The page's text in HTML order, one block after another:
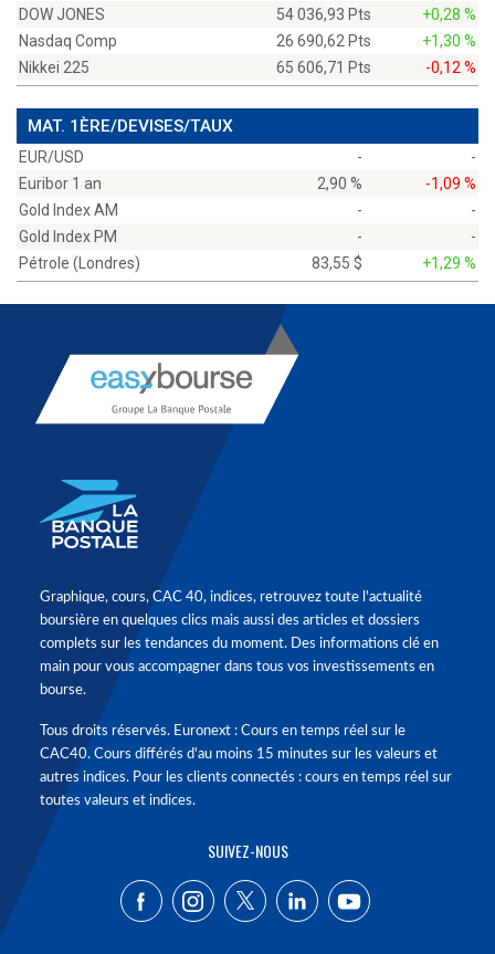
DOW JONES
54 036,93 Pts
+0,28 %
Nasdaq Comp
26 690,62 Pts
+1,30 %
Nikkei 225
65 606,71 Pts -0,12 %
MAT. 1ÈRE/DEVISES/TAUX
EUR/USD -
-
Euribor 1 an
2,90 %
-1,09 %
Gold Index AM
-
-
Gold Index PM
-
-
Pétrole (Londres)
83,55 $ +1,29 %
Graphique, cours, CAC 40, indices, retrouvez toute l'actualité
boursière en quelques clics mais aussi des articles et dossiers
complets sur les tendances du moment. Des informations clé en
main pour vous accompagner dans tous vos investissements en
bourse.
Tous droits réservés. Euronext : Cours en temps réel sur le
CAC40. Cours différés d'au moins 15 minutes sur les valeurs et
autres indices. Pour les clients connectés : cours en temps réel sur
toutes valeurs et indices.
SUIVEZ-NOUS